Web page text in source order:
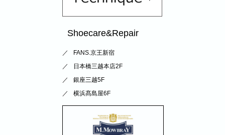
Shoecare&Repair
FANS.京王新宿
日本橋三越本店2F
銀座三越5F
横浜髙島屋6F